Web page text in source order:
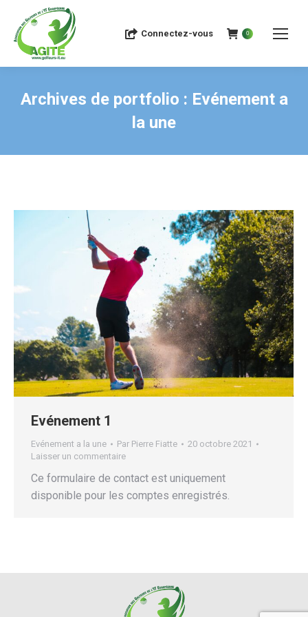
Connectez-vous 0
Archives de portfolio : Evénement a
la une
Evénement 1
Evénement a la une Par Pierre Fiatte
20 octobre 2021
Laisser un commentaire
Ce formulaire de contact est uniquement
disponible pour les comptes enregistrés.